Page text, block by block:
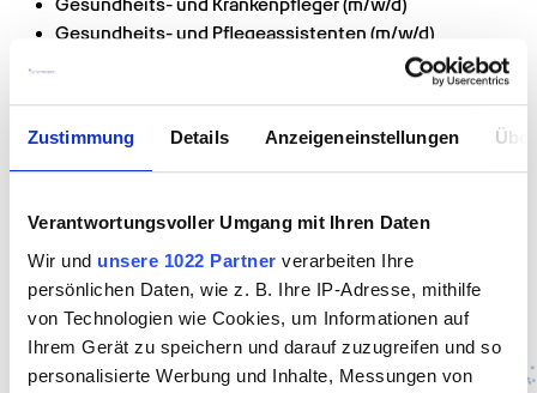
Zustimmung Details Anzeigeneinstellungen
Verantwortungsvoller Umgang mit Ihren Daten
Wir und unsere 1022 Partner verarbeiten Ihre
persönlichen Daten, wie z. B. Ihre IP-Adresse, mithilfe
von Technologien wie Cookies, um Informationen auf
Ihrem Gerät zu speichern und darauf zuzugreifen und so
personalisierte Werbung und Inhalte, Messungen von
Gesundheits- und Krankenpfleger (m/w/d)
Gesundheits- und Pflegeassistenten (m/w/d)
Sozialassistenten (m/w/d)
Fachkräfte für Pflegeassistenz (m/w/d)
Pflegeassistenten (m/w/d)
In 60 Sek. bewerben